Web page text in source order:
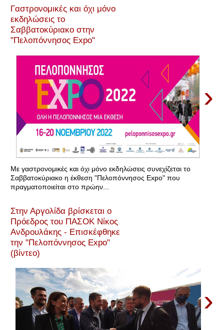
Γαστρονομικές και όχι μόνο
εκδηλώσεις το
Σαββατοκύριακο στην
"Πελοπόννησος Expo"
›
Με γαστρονομικές και όχι μόνο εκδηλώσεις συνεχίζεται το
Σαββατοκύριακο η έκθεση "Πελοπόννησος Expo" που
πραγματοποιείται στο πρώην...
Στην Αργολίδα βρίσκεται ο
Πρόεδρος του ΠΑΣΟΚ Νίκος
Ανδρουλάκης - Επισκέφθηκε
την "Πελοπόννησος Expo"
(βίντεο)
›